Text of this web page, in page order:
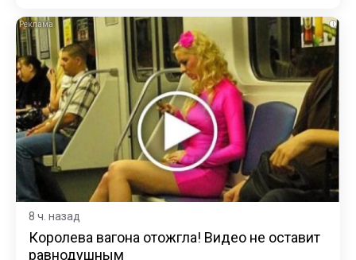
i
8 ч. назад
Королева вагона отожгла! Видео не оставит
равнодушным